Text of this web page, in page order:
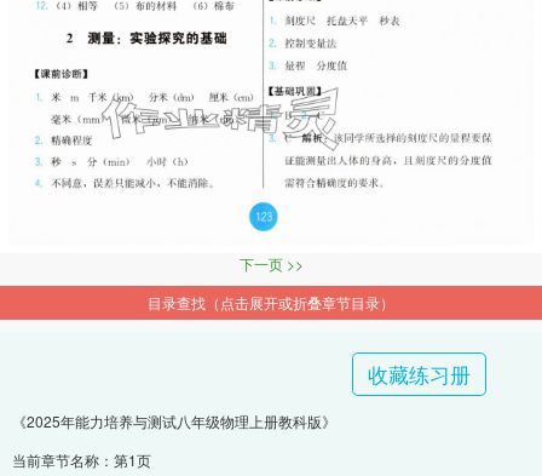
下一页 >>
目录查找（点击展开或折叠章节目录）
收藏练习册
《2025年能力培养与测试八年级物理上册教科版》
当前章节名称：第1页